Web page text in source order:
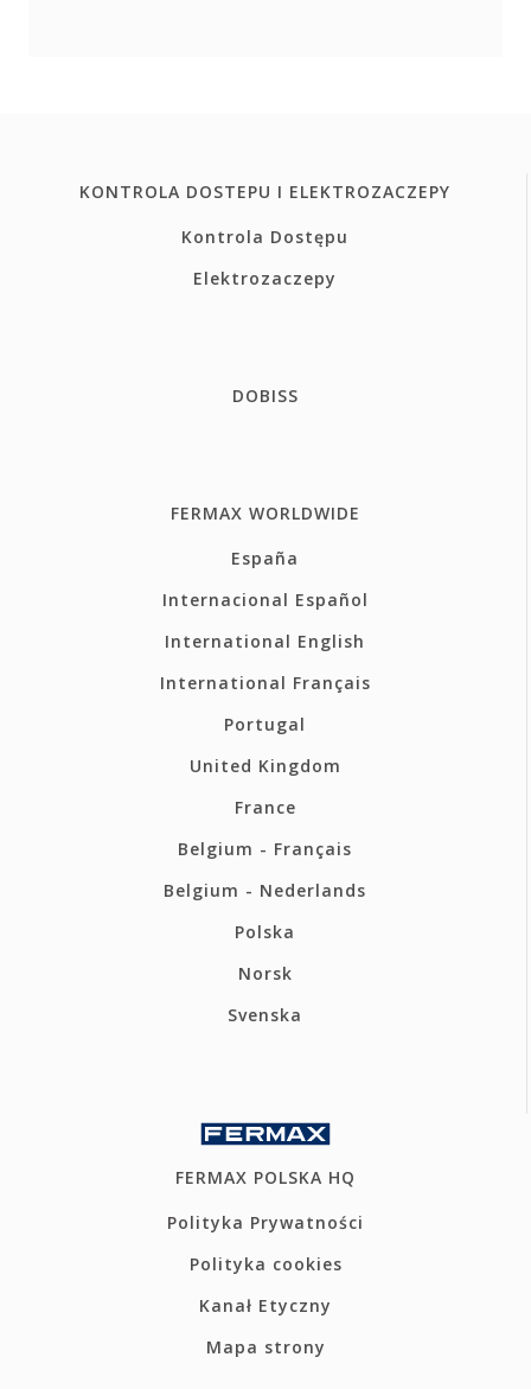
KONTROLA DOSTEPU I ELEKTROZACZEPY
Kontrola Dostępu
Elektrozaczepy
DOBISS
FERMAX WORLDWIDE
España
Internacional Español
International English
International Français
Portugal
United Kingdom
France
Belgium - Français
Belgium - Nederlands
Polska
Norsk
Svenska
FERMAX POLSKA HQ
Polityka Prywatności
Polityka cookies
Kanał Etyczny
Mapa strony